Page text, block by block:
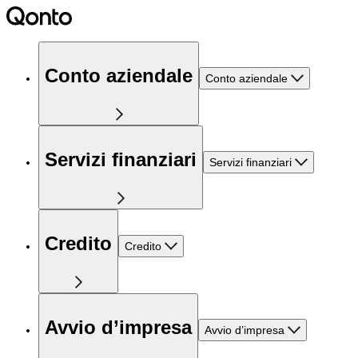
Conto aziendale Conto aziendale
Servizi finanziari Servizi finanziari
Credito Credito
Avvio d’impresa Avvio d’impresa